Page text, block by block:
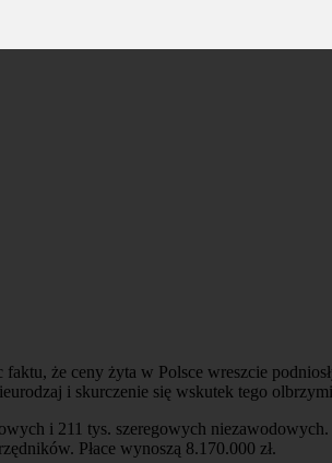
że ceny żyta w Polsce wreszcie
i skurczenie się wskutek tego
i 211 tys. szeregowych
Płace wynoszą 8.170.000 zł.